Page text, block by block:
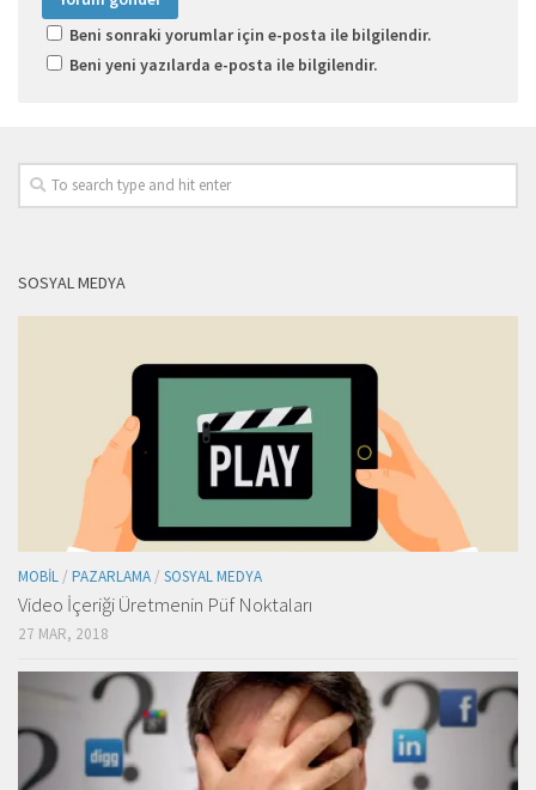
Beni sonraki yorumlar için e-posta ile bilgilendir.
Beni yeni yazılarda e-posta ile bilgilendir.
SOSYAL MEDYA
MOBIL / PAZARLAMA / SOSYAL MEDYA
Video İçeriği Üretmenin Püf Noktaları
27 MAR, 2018